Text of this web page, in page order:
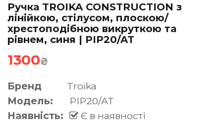
Ручка TROIKA CONSTRUCTION з
лінійкою, стілусом, плоскою/
хрестоподібною викруткою та
рівнем, синя | PIP20/AT
1300₴
Бренд
Troika
Модель:
PIP20/AT
Наявність:
Є в наявності